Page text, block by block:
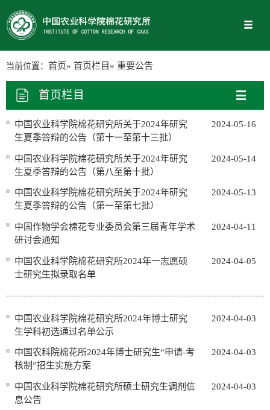
当前位置： 首页» 首页栏目» 重要公告
首页栏目
中国农业科学院棉花研究所关于2024年研究
生夏季答辩的公告（第十一至第十三批）
2024-05-16
中国农业科学院棉花研究所关于2024年研究
生夏季答辩的公告（第八至第十批）
2024-05-14
中国农业科学院棉花研究所关于2024年研究
生夏季答辩的公告（第一至第七批）
2024-05-13
中国作物学会棉花专业委员会第三届青年学术
研讨会通知
2024-04-11
中国农业科学院棉花研究所2024年一志愿硕
士研究生拟录取名单
2024-04-05
中国农业科学院棉花研究所2024年博士研究
生学科初选通过名单公示
2024-04-03
中国农科院棉花所2024年博士研究生“申请-考
核制”招生实施方案
2024-04-03
中国农业科学院棉花研究所硕士研究生调剂信
息公告
2024-04-03